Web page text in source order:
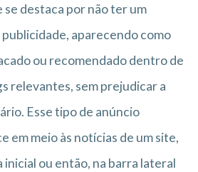
se destaca por não ter um
aparecendo como
ou recomendado dentro de
relevantes, sem prejudicar a
Esse tipo de anúncio
em meio às notícias de um site,
inicial ou então, na barra lateral